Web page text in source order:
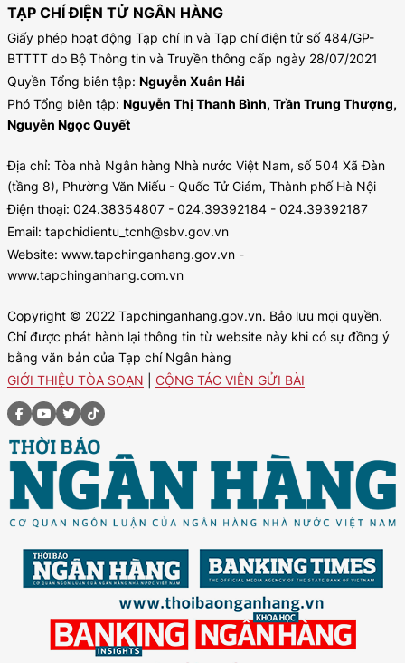
TẠP CHÍ ĐIỆN TỬ NGÂN HÀNG
Giấy phép hoạt động Tạp chí in và Tạp chí điện tử số 484/GP-
BTTTT do Bộ Thông tin và Truyền thông cấp ngày 28/07/2021
Quyền Tổng biên tập: Nguyễn Xuân Hải
Phó Tổng biên tập: Nguyễn Thị Thanh Bình, Trần Trung Thượng,
Nguyễn Ngọc Quyết
Địa chỉ: Tòa nhà Ngân hàng Nhà nước Việt Nam, số 504 Xã Đàn
(tầng 8), Phường Văn Miếu - Quốc Tử Giám, Thành phố Hà Nội
Điện thoại: 024.38354807 - 024.39392184 - 024.39392187
Email: tapchidientu_tcnh@sbv.gov.vn
Website: www.tapchinganhang.gov.vn -
www.tapchinganhang.com.vn
Copyright © 2022 Tapchinganhang.gov.vn. Bảo lưu mọi quyền.
Chỉ được phát hành lại thông tin từ website này khi có sự đồng ý
bằng văn bản của Tạp chí Ngân hàng
GIỚI THIỆU TÒA SOẠN
CỘNG TÁC VIÊN GỬI BÀI